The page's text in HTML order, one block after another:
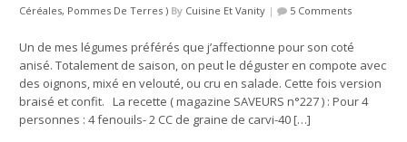
Céréales, Pommes De Terres ) By Cuisine Et Vanity | 5 Comments
Un de mes légumes préférés que j’affectionne pour son coté
anisé. Totalement de saison, on peut le déguster en compote avec
des oignons, mixé en velouté, ou cru en salade. Cette fois version
braisé et confit. La recette ( magazine SAVEURS n°227 ) : Pour 4
personnes : 4 fenouils- 2 CC de graine de carvi-40 […]